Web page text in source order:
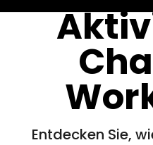
Entdecken Sie,